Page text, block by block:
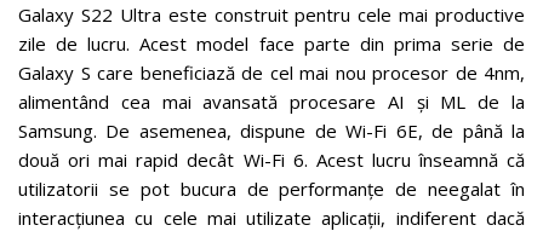
Galaxy S22 Ultra este construit pentru cele mai productive
zile de lucru. Acest model face parte din prima serie de
Galaxy S care beneficiază de cel mai nou procesor de 4nm,
alimentând cea mai avansată procesare AI și ML de la
Samsung. De asemenea, dispune de Wi-Fi 6E, de până la
două ori mai rapid decât Wi-Fi 6. Acest lucru înseamnă că
utilizatorii se pot bucura de performanțe de neegalat în
interacțiunea cu cele mai utilizate aplicații, indiferent dacă